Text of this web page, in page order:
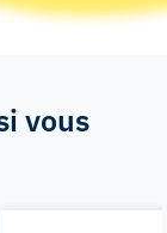
vous